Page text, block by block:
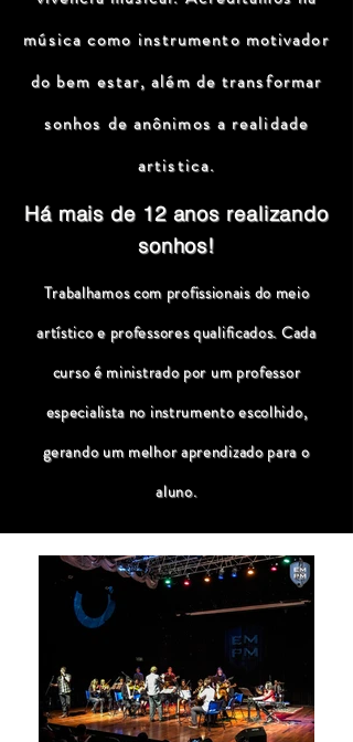
música como instrumento motivador
do bem estar, além de transformar
sonhos de anônimos a realidade
artistica.
Há mais de 12 anos realizando
sonhos!
Trabalhamos com profissionais do meio
artístico e professores qualificados. Cada
curso é ministrado por um professor
especialista no instrumento escolhido,
gerando um melhor aprendizado para o
aluno.